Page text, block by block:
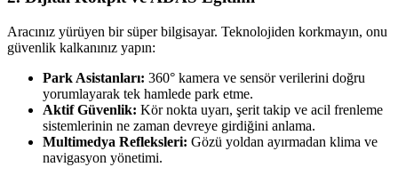
Aracınız yürüyen bir süper bilgisayar. Teknolojiden korkmayın, onu
güvenlik kalkanınız yapın:
Park Asistanları: 360° kamera ve sensör verilerini doğru
yorumlayarak tek hamlede park etme.
Aktif Güvenlik: Kör nokta uyarı, şerit takip ve acil frenleme
sistemlerinin ne zaman devreye girdiğini anlama.
Multimedya Refleksleri: Gözü yoldan ayırmadan klima ve
navigasyon yönetimi.